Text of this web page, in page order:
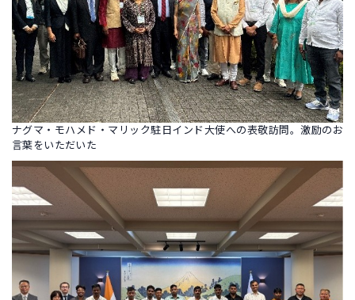
ナグマ・モハメド・マリック駐日インド大使への表敬訪問。激励のお
言葉をいただいた